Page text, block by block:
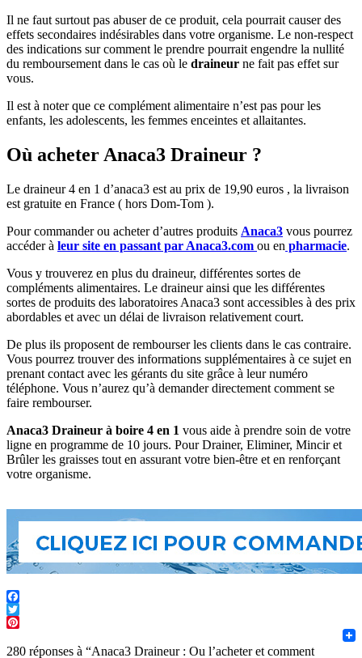
Il ne faut surtout pas abuser de ce produit, cela pourrait causer des
effets secondaires indésirables dans votre organisme. Le non-respect
des indications sur comment le prendre pourrait engendre la nullité
du remboursement dans le cas où le draineur ne fait pas effet sur
vous.
Il est à noter que ce complément alimentaire n’est pas pour les
enfants, les adolescents, les femmes enceintes et allaitantes.
Où acheter Anaca3 Draineur ?
Le draineur 4 en 1 d’anaca3 est au prix de 19,90 euros , la livraison
est gratuite en France ( hors Dom-Tom ).
Pour commander ou acheter d’autres produits Anaca3 vous pourrez
accéder à leur site en passant par Anaca3.com ou en pharmacie.
Vous y trouverez en plus du draineur, différentes sortes de
compléments alimentaires. Le draineur ainsi que les différentes
sortes de produits des laboratoires Anaca3 sont accessibles à des prix
abordables et avec un délai de livraison relativement court.
De plus ils proposent de rembourser les clients dans le cas contraire.
Vous pourrez trouver des informations supplémentaires à ce sujet en
prenant contact avec les gérants du site grâce à leur numéro
téléphone. Vous n’aurez qu’à demander directement comment se
faire rembourser.
Anaca3 Draineur à boire 4 en 1 vous aide à prendre soin de votre
ligne en programme de 10 jours. Pour Drainer, Eliminer, Mincir et
Brûler les graisses tout en assurant votre bien-être et en renforçant
votre organisme.
280 réponses à “Anaca3 Draineur : Ou l’acheter et comment